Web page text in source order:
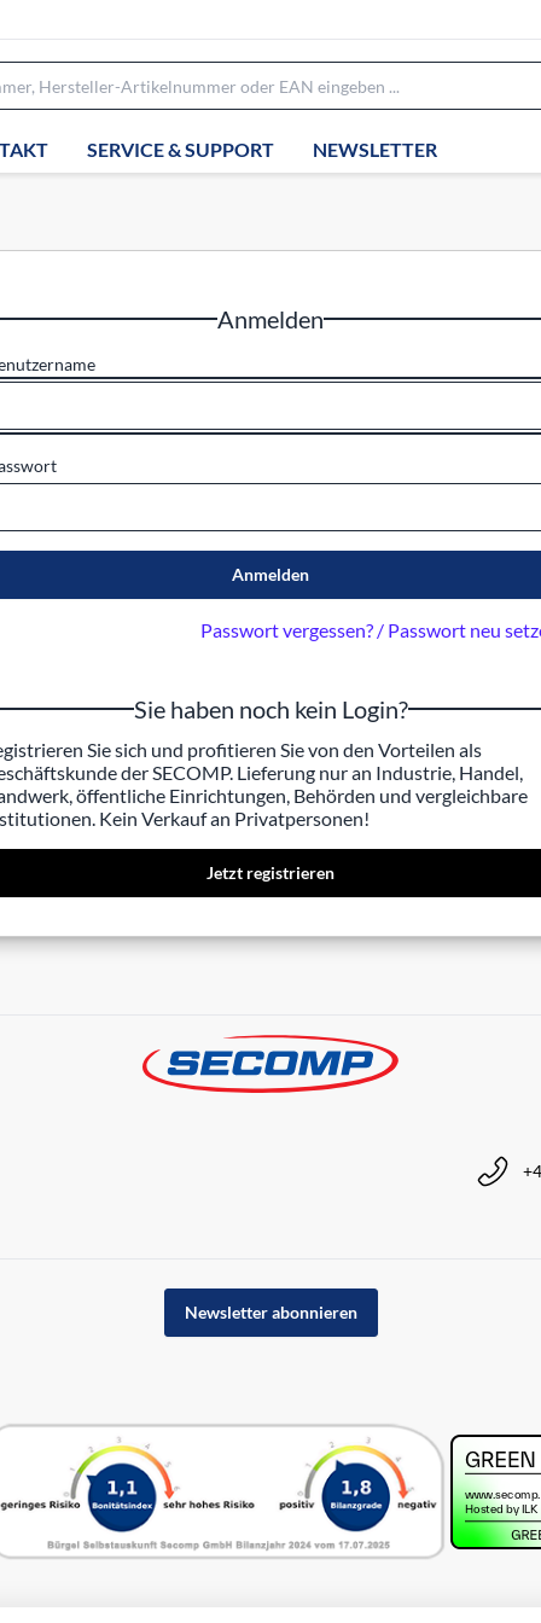
SERVICE & SUPPORT NEWSLETTER
Anmelden
Anmelden
Passwort vergessen? / Passwort neu
Sie haben noch kein Login?
Sie sich und profitieren Sie von den Vorteilen als
der SECOMP. Lieferung nur an Industrie, Handel,
öffentliche Einrichtungen, Behörden und vergleichbare
Kein Verkauf an Privatpersonen!
Jetzt registrieren
Newsletter abonnieren